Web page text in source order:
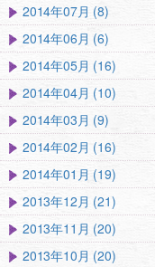
2014年07月 (8)
2014年06月 (6)
2014年05月 (16)
2014年04月 (10)
2014年03月 (9)
2014年02月 (16)
2014年01月 (19)
2013年12月 (21)
2013年11月 (20)
2013年10月 (20)